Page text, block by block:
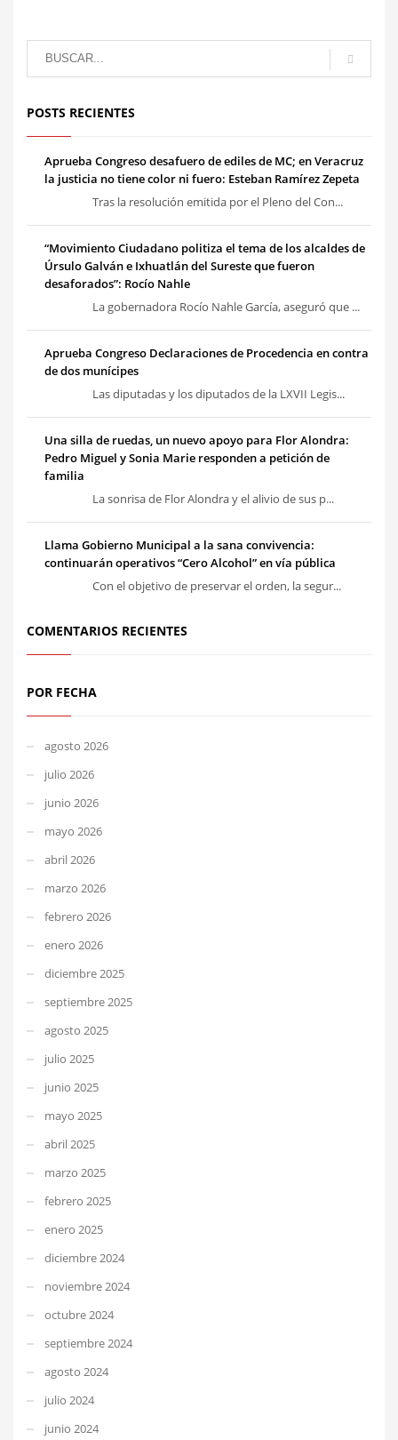
POSTS RECIENTES
Aprueba Congreso desafuero de ediles de MC; en Veracruz
la justicia no tiene color ni fuero: Esteban Ramírez Zepeta
Tras la resolución emitida por el Pleno del Con...
“Movimiento Ciudadano politiza el tema de los alcaldes de
Úrsulo Galván e Ixhuatlán del Sureste que fueron
desaforados”: Rocío Nahle
La gobernadora Rocío Nahle García, aseguró que ...
Aprueba Congreso Declaraciones de Procedencia en contra
de dos munícipes
Las diputadas y los diputados de la LXVII Legis...
Una silla de ruedas, un nuevo apoyo para Flor Alondra:
Pedro Miguel y Sonia Marie responden a petición de
familia
La sonrisa de Flor Alondra y el alivio de sus p...
Llama Gobierno Municipal a la sana convivencia:
continuarán operativos “Cero Alcohol” en vía pública
Con el objetivo de preservar el orden, la segur...
COMENTARIOS RECIENTES
POR FECHA
agosto 2026
julio 2026
junio 2026
mayo 2026
abril 2026
marzo 2026
febrero 2026
enero 2026
diciembre 2025
septiembre 2025
agosto 2025
julio 2025
junio 2025
mayo 2025
abril 2025
marzo 2025
febrero 2025
enero 2025
diciembre 2024
noviembre 2024
octubre 2024
septiembre 2024
agosto 2024
julio 2024
junio 2024